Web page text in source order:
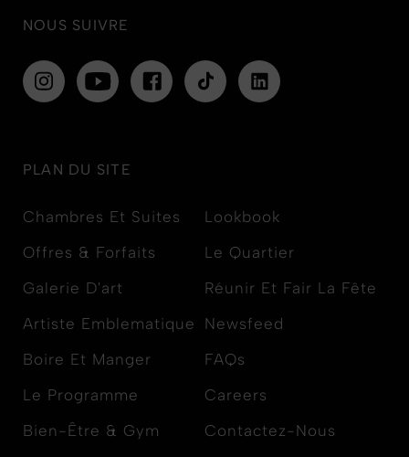
NOUS SUIVRE
PLAN DU SITE
Chambres Et Suites
Offres & Forfaits
Galerie D'art
Artiste Emblematique
Boire Et Manger
Le Programme
Bien-Être & Gym
Lookbook
Le Quartier
Réunir Et Fair La Fête
Newsfeed
FAQs
Careers
Contactez-Nous